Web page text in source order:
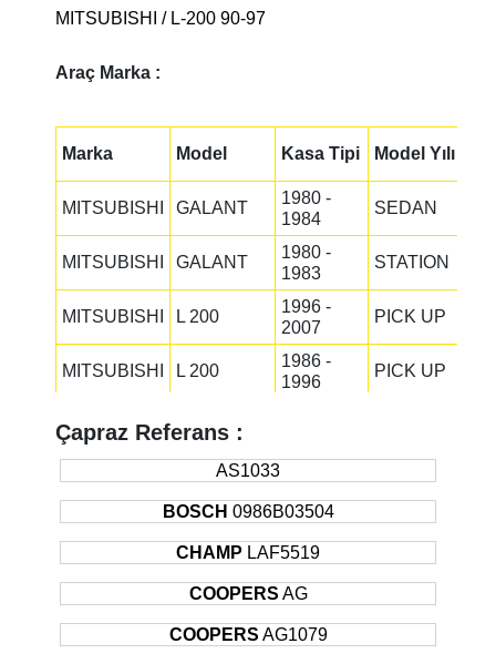
MITSUBISHI / L-200 90-97
Araç Marka :
Marka Model Kasa Tipi Model Yılı
MITSUBISHI GALANT
1980 -
1984
SEDAN
MITSUBISHI GALANT
1980 -
1983
STATION
MITSUBISHI L 200
1996 -
2007
PICK UP
MITSUBISHI L 200
1986 -
1996
PICK UP
MITSUBISHI L 200
MITSUBISHI L 200 PICK UP
1989 -
1995
MITSUBISHI PAJERO
1998 -
SONRASI
SUV
MITSUBISHI PAJERO
2002 -
SUV
Çapraz Referans :
AS1033
BOSCH 0986B03504
CHAMP LAF5519
COOPERS AG
COOPERS AG1079